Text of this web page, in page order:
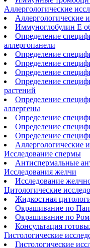
Аллергологические
Аллергологические
Иммуноглобулин Е
Определение
аллергопанели
Определение
Определение
Определение
Определение
растений
Определение
аллергены
Определение
Определение
Определение
Аллергологические
Исследование спермы
Антиспермальные
Исследования желчи
Исследование
Цитологические
Жидкостная
Окрашивание по
Окрашивание по
Консультация
Гистологические
Гистологические